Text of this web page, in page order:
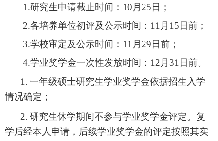
1.研究生申请截止时间： 10 月 25 日；
2.各培养单位初评及公示时间： 11 月 15 日前；
3.学校审定及公示时间： 11 月 29 日前；
4.学业奖学金一次性发放时间： 12 月 31 日前。
1. 一年级硕士研究生学业奖学金依据招生入学
情况确定；
2. 研究生休学期间不参与学业奖学金评定。复
学后经本人申请，后续学业奖学金的评定按照其实